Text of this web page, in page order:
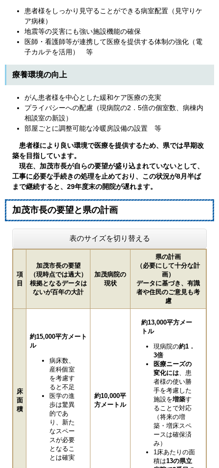
患者様をしっかり見守ることができる病室配置（見守りケ
ア病棟）
地震等の災害にも強い施設機能の確保
医師・看護師等が連携して医療を提供する体制の強化（電
子カルテを活用） 等
療養環境の向上
がん患者様を中心とした緩和ケア医療の充実
プライバシーへの配慮（現病院の2．5倍の個室数、病棟内
相談室の新設）
部屋ごとに調整可能な冷暖房設備の設置 等
患者様により良い環境で医療を提供するため、県では早期改
築を目指しています。
現在、加茂市長が自らの要望が盛り込まれていないとして、
工事に必要な手続きの処理を止めており、この状況が8月半ば
まで継続すると、29年度末の開院が遅れます。
加茂市長の要望と県の計画
表のサイズを切り替える
項
目
加茂市長の要望
（現時点では過大）
根拠となるデータは
ないが百年の大計
加茂病院の
現状
県の計画
（必要にして十分な計
画）
データに基づき、有識
者や住民のご意見も考
慮
床
面
積
約15,000平方メート
ル
病床数、
産科個室
を考慮す
ると不足
医学の進
歩は驚異
的であ
り、新た
なスペー
スが必要
となるこ
とは確実
約10,000平
方メートル
約13,000平方メー
トル
現病院の約1．
3倍
医療ニーズの
変化には、患
者様の使い勝
手を考慮した
施設を増築す
ることで対応
（将来の増
築・増床スペ
ースは確保済
み）
1床あたりの面
積は13の県立